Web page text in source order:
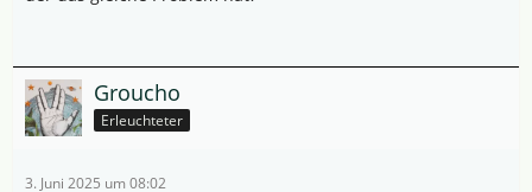
Groucho
Erleuchteter
3. Juni 2025 um 08:02